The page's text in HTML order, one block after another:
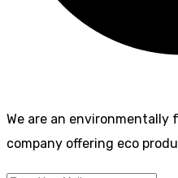
We are an environmentally
company offering eco